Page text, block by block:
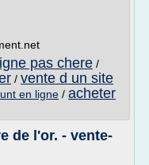
pas chere /
/ vente d un site
en ligne / acheter
de l'or. - vente-